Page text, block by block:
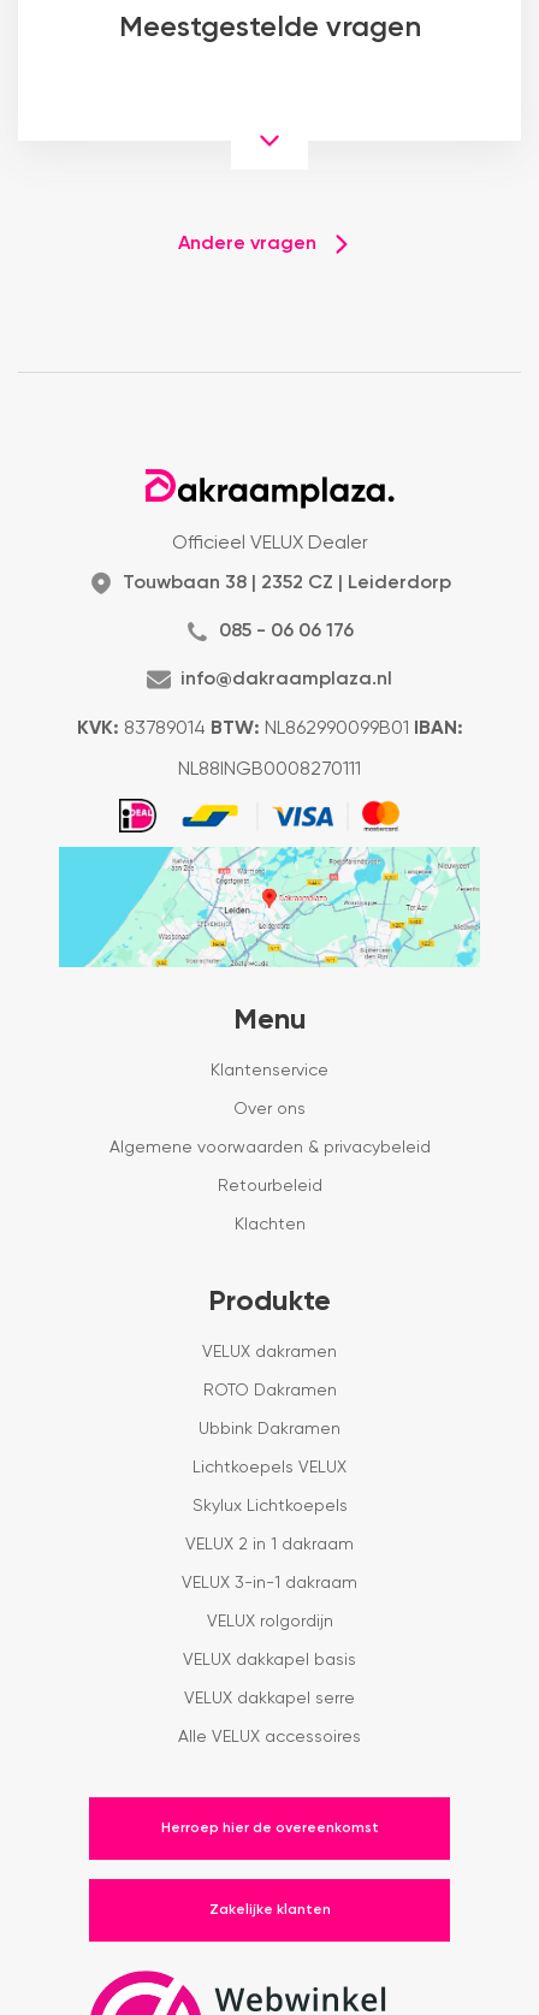
Meestgestelde vragen
Andere vragen
Officieel VELUX Dealer
Touwbaan 38 | 2352 CZ | Leiderdorp
085 - 06 06 176
info@dakraamplaza.nl
KVK: 83789014 BTW: NL862990099B01 IBAN:
NL88INGB0008270111
Menu
Klantenservice
Over ons
Algemene voorwaarden & privacybeleid
Retourbeleid
Klachten
Produkte
VELUX dakramen
ROTO Dakramen
Ubbink Dakramen
Lichtkoepels VELUX
Skylux Lichtkoepels
VELUX 2 in 1 dakraam
VELUX 3-in-1 dakraam
VELUX rolgordijn
VELUX dakkapel basis
VELUX dakkapel serre
Alle VELUX accessoires
Herroep hier de overeenkomst
Zakelijke klanten